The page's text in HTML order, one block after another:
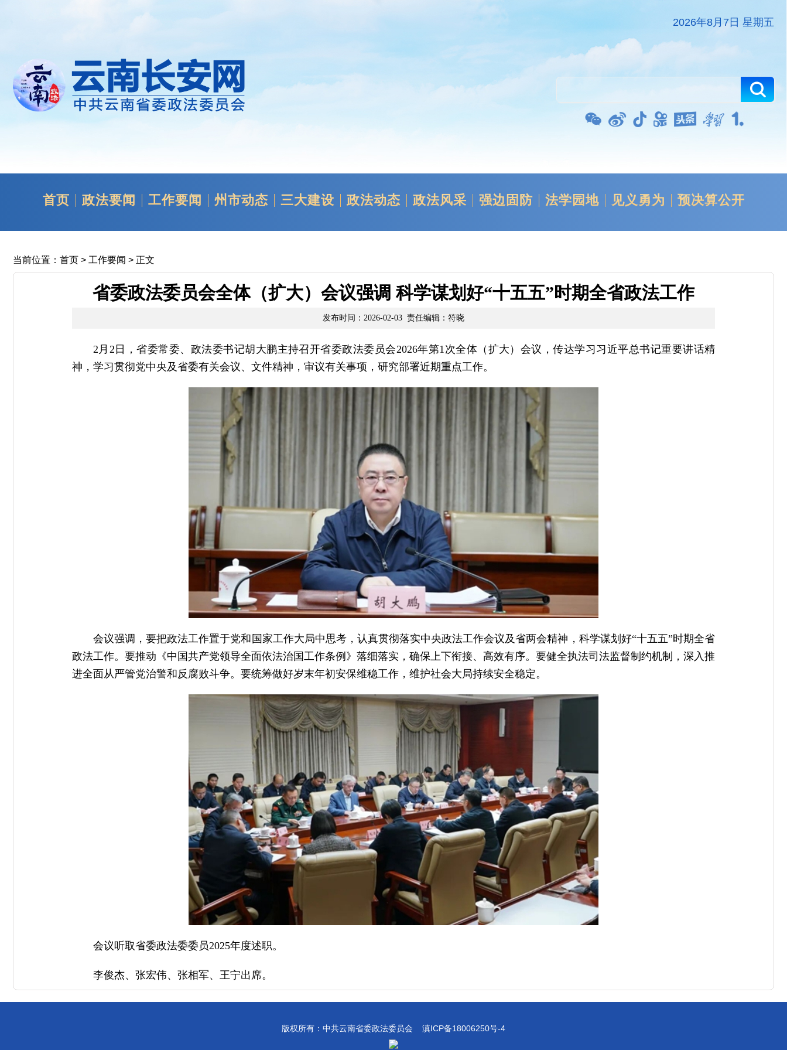
2026年8月7日 星期五
首页 政法要闻 工作要闻 州市动态 三大建设 政法动态 政法风采 强边固防 法学园地 见义勇为 预决算公开
当前位置： 首页 > 工作要闻 > 正文
省委政法委员会全体（扩大）会议强调 科学谋划好“十五五”时期全省政法工作
发布时间：2026-02-03 责任编辑：符晓
2月2日，省委常委、政法委书记胡大鹏主持召开省委政法委员会2026年第1次全体（扩大）会议，传达学习习近平总书记重要讲话精
神，学习贯彻党中央及省委有关会议、文件精神，审议有关事项，研究部署近期重点工作。
会议强调，要把政法工作置于党和国家工作大局中思考，认真贯彻落实中央政法工作会议及省两会精神，科学谋划好“十五五”时期全省
政法工作。要推动《中国共产党领导全面依法治国工作条例》落细落实，确保上下衔接、高效有序。要健全执法司法监督制约机制，深入推
进全面从严管党治警和反腐败斗争。要统筹做好岁末年初安保维稳工作，维护社会大局持续安全稳定。
会议听取省委政法委委员2025年度述职。
李俊杰、张宏伟、张相军、王宁出席。
版权所有：中共云南省委政法委员会 滇ICP备18006250号-4